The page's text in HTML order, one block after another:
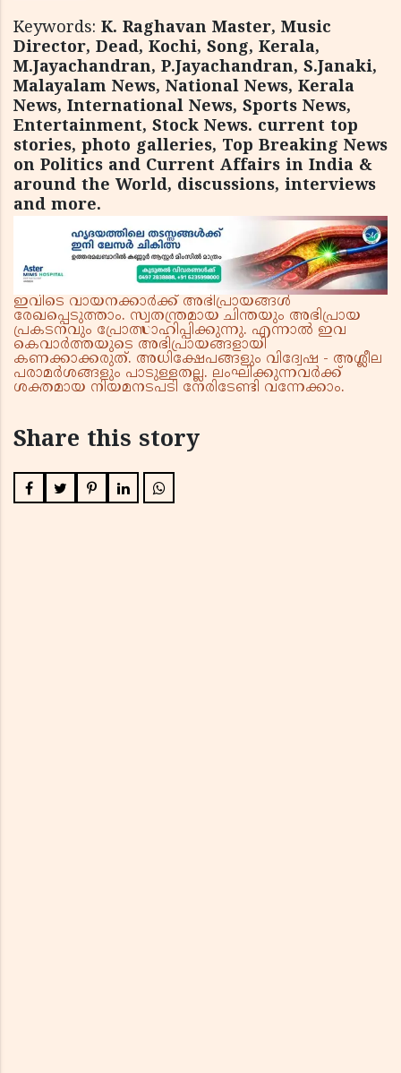
Keywords: K. Raghavan Master, Music
Director, Dead, Kochi, Song, Kerala,
M.Jayachandran, P.Jayachandran, S.Janaki,
Malayalam News, National News, Kerala
News, International News, Sports News,
Entertainment, Stock News. current top
stories, photo galleries, Top Breaking News
on Politics and Current Affairs in India &
around the World, discussions, interviews
and more.
ഇവിടെ വായനക്കാർക്ക് അഭിപ്രായങ്ങൾ
രേഖപ്പെടുത്താം. സ്വതന്ത്രമായ ചിന്തയും അഭിപ്രായ
പ്രകടനവും പ്രോത്സാഹിപ്പിക്കുന്നു. എന്നാൽ ഇവ
കെവാർത്തയുടെ അഭിപ്രായങ്ങളായി
കണക്കാക്കരുത്. അധിക്ഷേപങ്ങളും വിദ്വേഷ - അശ്ലീല
പരാമർശങ്ങളും പാടുള്ളതല്ല. ലംഘിക്കുന്നവർക്ക്
ശക്തമായ നിയമനടപടി നേരിടേണ്ടി വന്നേക്കാം.
Share this story